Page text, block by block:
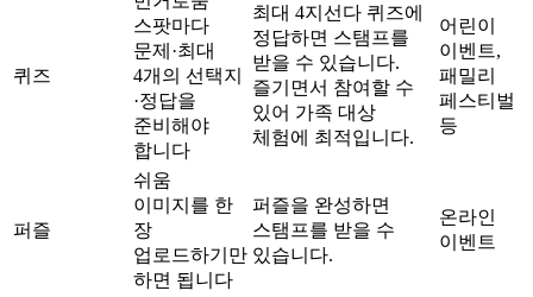
퀴즈
스팟마다
문제·최대
4개의 선택지
·정답을
준비해야
합니다
최대 4지선다 퀴즈에
정답하면 스탬프를
받을 수 있습니다.
즐기면서 참여할 수
있어 가족 대상
체험에 최적입니다.
어린이
이벤트,
패밀리
페스티벌
등
퍼즐
쉬움
이미지를 한
장
업로드하기만
하면 됩니다
퍼즐을 완성하면
스탬프를 받을 수
있습니다.
온라인
이벤트